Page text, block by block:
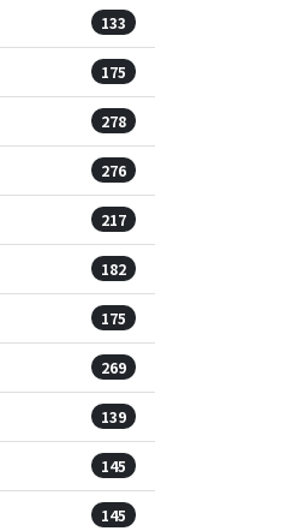
133
175
278
276
217
182
175
269
139
145
145